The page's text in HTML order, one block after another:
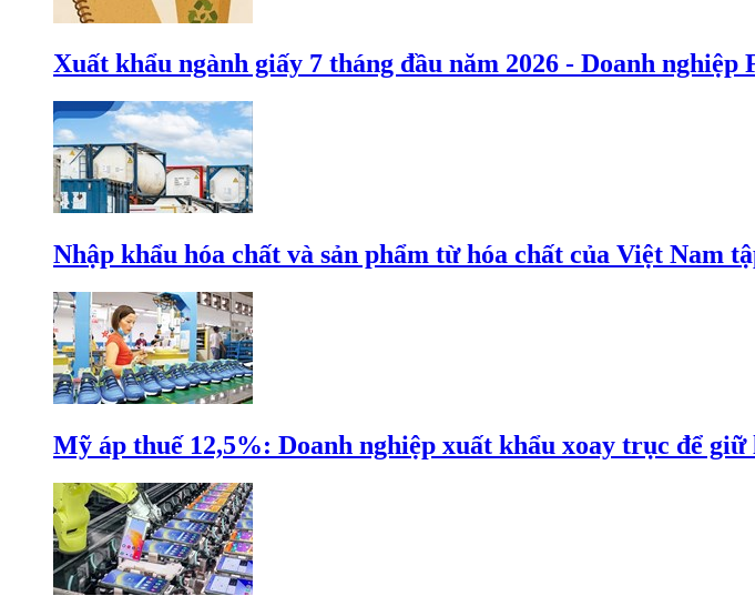
Xuất khẩu ngành giấy 7 tháng đầu năm 2026 - Doanh
Nhập khẩu hóa chất và sản phẩm từ hóa chất của Việt Nam
Mỹ áp thuế 12,5%: Doanh nghiệp xuất khẩu xoay trục để